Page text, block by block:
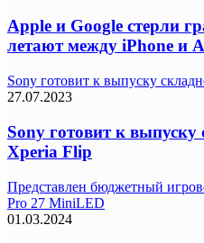
Apple и Google стерли
летают между iPhone и
Sony готовит к выпуску
27.07.2023
Sony готовит к
Xperia Flip
Представлен бюджетный
Pro 27 MiniLED
01.03.2024